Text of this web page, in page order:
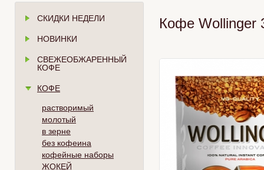
СКИДКИ НЕДЕЛИ
НОВИНКИ
СВЕЖЕОБЖАРЕННЫЙ
КОФЕ
КОФЕ
растворимый
молотый
в зерне
без кофеина
кофейные наборы
ЖОКЕЙ
Кофе Wollinger